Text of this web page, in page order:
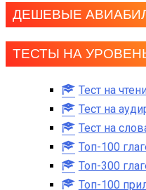
ДЕШЕВЫЕ
ТЕСТЫ НА
Тест на
Тест на
Тест на
Топ-100
Топ-300
Топ-100